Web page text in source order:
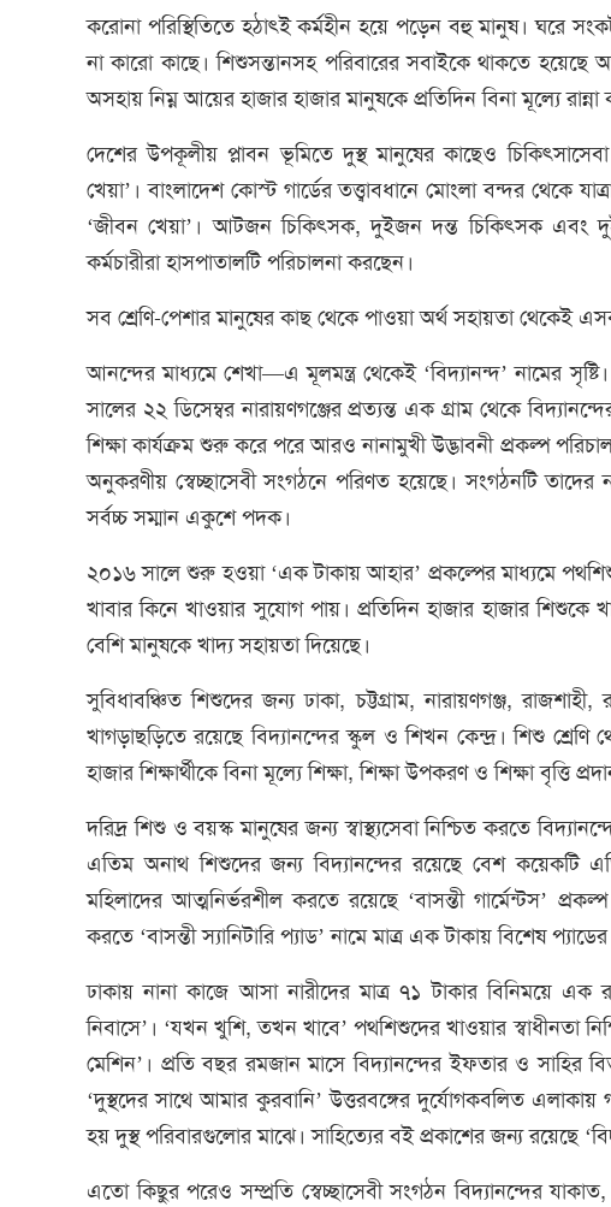
করোনা পরিস্থিতিতে হঠাৎই কর্মহীন হয়ে পড়েন বহু মানুষ। ঘরে
না কারো কাছে। শিশুসন্তানসহ পরিবারের সবাইকে থাকতে
অসহায় নিম্ন আয়ের হাজার হাজার মানুষকে প্রতিদিন বিনা মূল্যে
দেশের উপকূলীয় প্লাবন ভূমিতে দুস্থ মানুষের কাছেও
খেয়া’। বাংলাদেশ কোস্ট গার্ডের তত্ত্বাবধানে মোংলা বন্দর থেকে
‘জীবন খেয়া’। আটজন চিকিৎসক, দুইজন দন্ত চিকিৎসক এবং
কর্মচারীরা হাসপাতালটি পরিচালনা করছেন।
সব শ্রেণি-পেশার মানুষের কাছ থেকে পাওয়া অর্থ সহায়তা থেকেই
আনন্দের মাধ্যমে শেখা—এ মূলমন্ত্র থেকেই ‘বিদ্যানন্দ’ নামের
সালের ২২ ডিসেম্বর নারায়ণগঞ্জের প্রত্যন্ত এক গ্রাম থেকে
শিক্ষা কার্যক্রম শুরু করে পরে আরও নানামুখী উদ্ভাবনী প্রকল্প
অনুকরণীয় স্বেচ্ছাসেবী সংগঠনে পরিণত হয়েছে। সংগঠনটি তাদের
সর্বচ্চ সম্মান একুশে পদক।
২০১৬ সালে শুরু হওয়া ‘এক টাকায় আহার’ প্রকল্পের মাধ্যমে
খাবার কিনে খাওয়ার সুযোগ পায়। প্রতিদিন হাজার হাজার
বেশি মানুষকে খাদ্য সহায়তা দিয়েছে।
সুবিধাবঞ্চিত শিশুদের জন্য ঢাকা, চট্টগ্রাম, নারায়ণগঞ্জ,
খাগড়াছড়িতে রয়েছে বিদ্যানন্দের স্কুল ও শিখন কেন্দ্র। শিশু
হাজার শিক্ষার্থীকে বিনা মূল্যে শিক্ষা, শিক্ষা উপকরণ ও শিক্ষা বৃত্তি
দরিদ্র শিশু ও বয়স্ক মানুষের জন্য স্বাস্থ্যসেবা নিশ্চিত করতে
এতিম অনাথ শিশুদের জন্য বিদ্যানন্দের রয়েছে বেশ কয়েকটি
মহিলাদের আত্মনির্ভরশীল করতে রয়েছে ‘বাসন্তী গার্মেন্টস’
করতে ‘বাসন্তী স্যানিটারি প্যাড’ নামে মাত্র এক টাকায় বিশেষ
ঢাকায় নানা কাজে আসা নারীদের মাত্র ৭১ টাকার বিনিময়ে
নিবাসে’। ‘যখন খুশি, তখন খাবে’ পথশিশুদের খাওয়ার স্বাধীনতা
মেশিন’। প্রতি বছর রমজান মাসে বিদ্যানন্দের ইফতার ও সাহির
‘দুস্থদের সাথে আমার কুরবানি’ উত্তরবঙ্গের দুর্যোগকবলিত
হয় দুস্থ পরিবারগুলোর মাঝে। সাহিত্যের বই প্রকাশের জন্য রয়েছে
এতো কিছুর পরেও সম্প্রতি স্বেচ্ছাসেবী সংগঠন বিদ্যানন্দের